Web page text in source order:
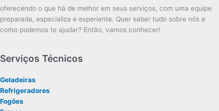
oferecendo o que há de melhor em seus serviços, com uma equipe
preparada, especializa e experiente. Quer saber tudo sobre nós e
como podemos te ajudar? Então, vamos conhecer!
Serviços Técnicos
Geladeiras
Refrigeradores
Fogões